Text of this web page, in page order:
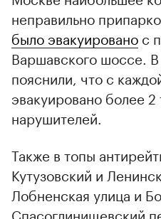
неправильно
было эвакуировано с
Варшавского шоссе.
пояснили, что с
эвакуировано более
нарушителей.
Также в топы
Кутузовский и
Лобненская улица и
Спасоглинищевский